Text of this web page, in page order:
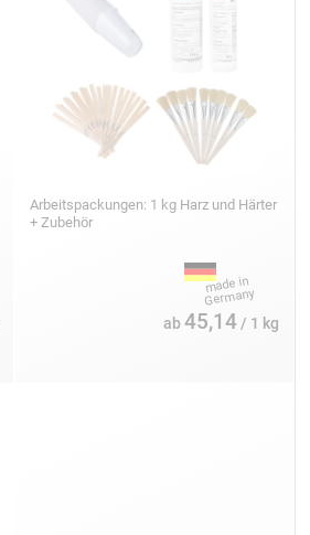
Arbeitspackungen: 1 kg Harz und Härter
+ Zubehör
ab45,14/ 1 kg